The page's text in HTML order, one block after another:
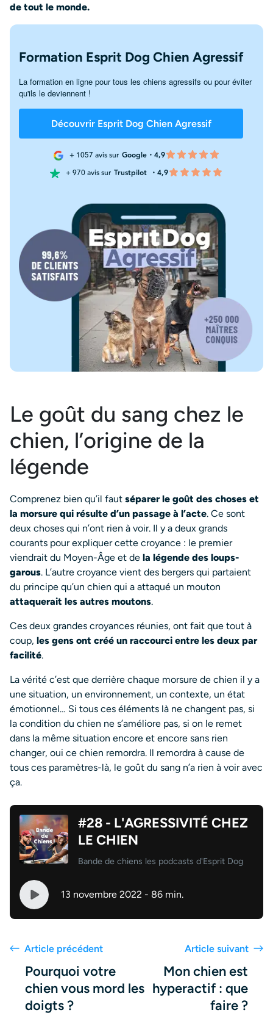
de tout le monde.
Formation Esprit Dog Chien Agressif
La formation en ligne pour tous les chiens agressifs ou pour éviter
qu'ils le deviennent !
Découvrir Esprit Dog Chien Agressif
+ 1057 avis sur Google・4,9
+ 970 avis sur Trustpilot ・4,9
Le goût du sang chez le
chien, l’origine de la
légende
Comprenez bien qu’il faut séparer le goût des choses et
la morsure qui résulte d’un passage à l’acte. Ce sont
deux choses qui n’ont rien à voir. Il y a deux grands
courants pour expliquer cette croyance : le premier
viendrait du Moyen-Âge et de la légende des loups-
garous. L’autre croyance vient des bergers qui partaient
du principe qu’un chien qui a attaqué un mouton
attaquerait les autres moutons.
Ces deux grandes croyances réunies, ont fait que tout à
coup, les gens ont créé un raccourci entre les deux par
facilité.
La vérité c’est que derrière chaque morsure de chien il y a
une situation, un environnement, un contexte, un état
émotionnel… Si tous ces éléments là ne changent pas, si
la condition du chien ne s’améliore pas, si on le remet
dans la même situation encore et encore sans rien
changer, oui ce chien remordra. Il remordra à cause de
tous ces paramètres-là, le goût du sang n’a rien à voir avec
ça.
#28 - L'AGRESSIVITÉ CHEZ
LE CHIEN
Bande de chiens les podcasts d'Esprit Dog
13 novembre 2022 - 86 min.
Article précédent
Pourquoi votre
chien vous mord les
doigts ?
Article suivant
Mon chien est
hyperactif : que
faire ?